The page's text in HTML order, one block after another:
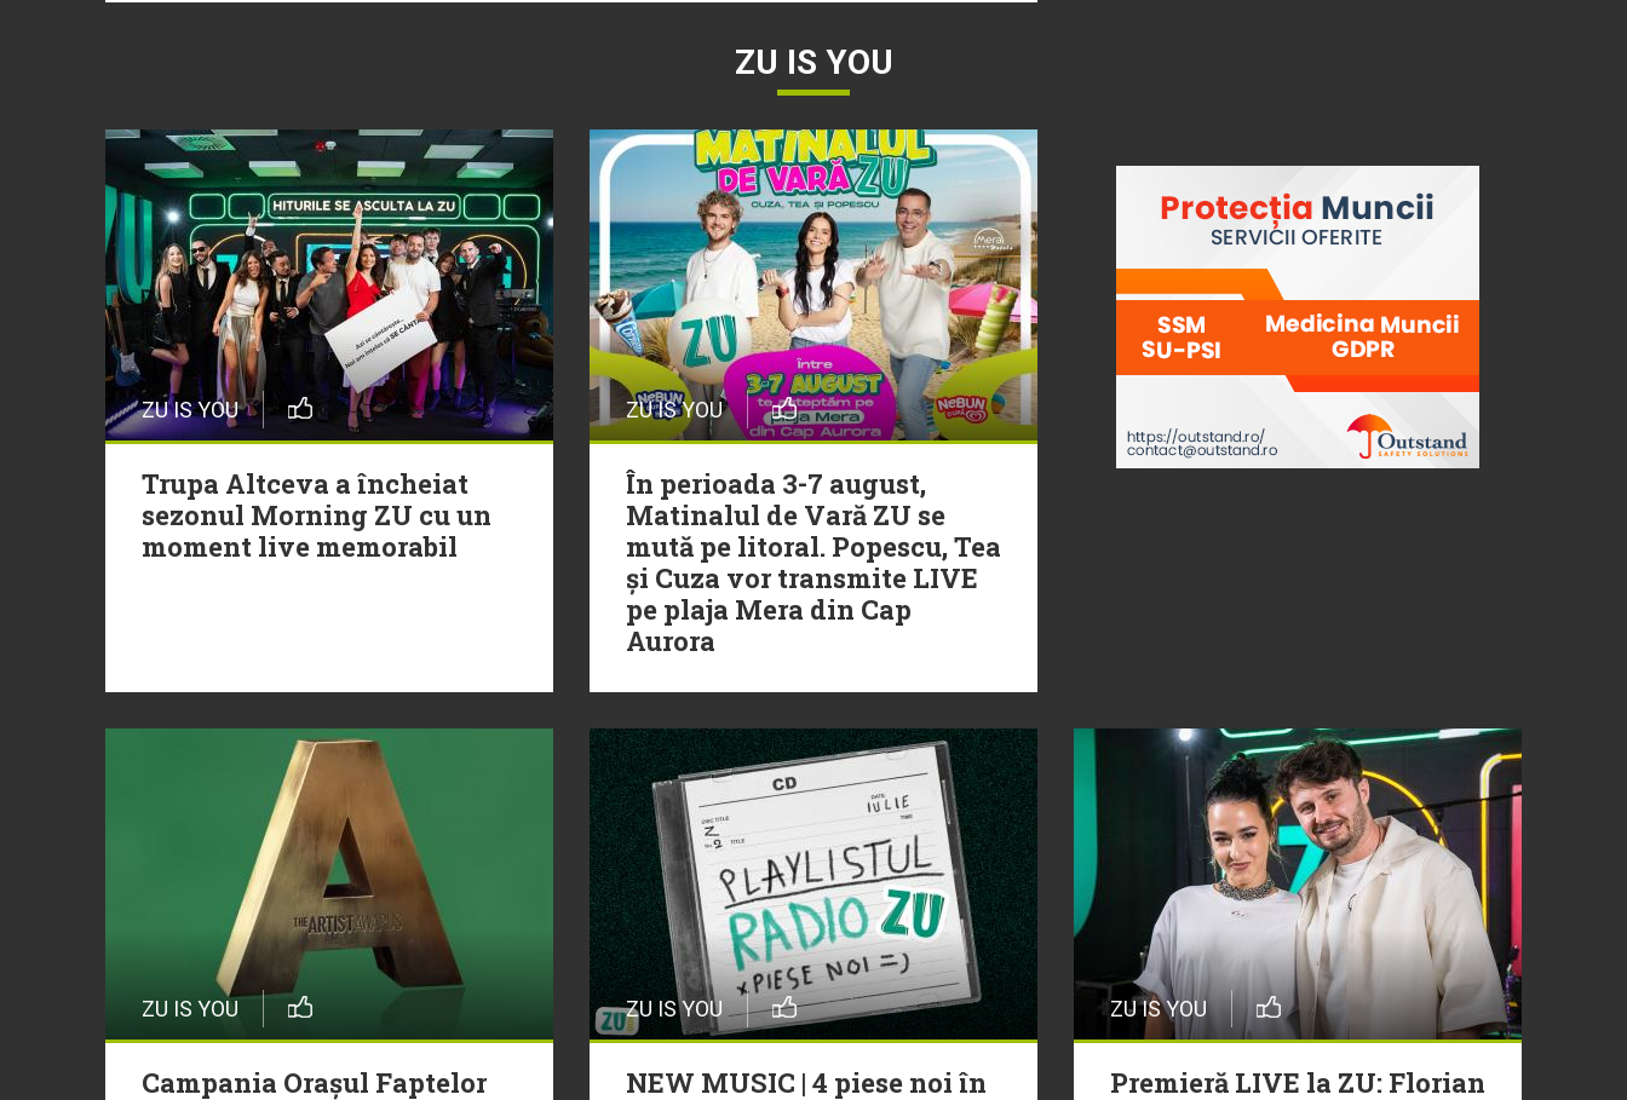
ZU IS YOU
ZU IS YOU
Trupa Altceva a încheiat
sezonul Morning ZU cu un
moment live memorabil
ZU IS YOU
În perioada 3-7 august,
Matinalul de Vară ZU se
mută pe litoral. Popescu, Tea
și Cuza vor transmite LIVE
pe plaja Mera din Cap
Aurora
ZU IS YOU
Campania Orașul Faptelor
ZU IS YOU
NEW MUSIC | 4 piese noi în
ZU IS YOU
Premieră LIVE la ZU: Florian